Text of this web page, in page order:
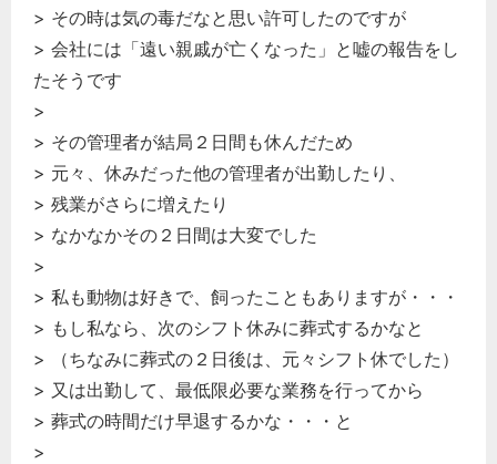
> その時は気の毒だなと思い許可したのですが
> 会社には「遠い親戚が亡くなった」と嘘の報告をし
たそうです
>
> その管理者が結局２日間も休んだため
> 元々、休みだった他の管理者が出勤したり、
> 残業がさらに増えたり
> なかなかその２日間は大変でした
>
> 私も動物は好きで、飼ったこともありますが・・・
> もし私なら、次のシフト休みに葬式するかなと
> （ちなみに葬式の２日後は、元々シフト休でした）
> 又は出勤して、最低限必要な業務を行ってから
> 葬式の時間だけ早退するかな・・・と
>